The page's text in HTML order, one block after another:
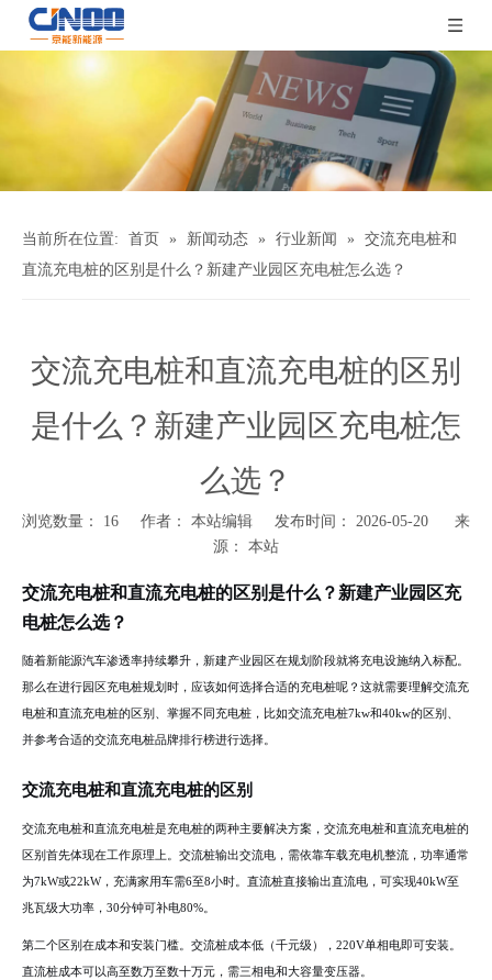
当前所在位置: 首页 » 新闻动态 » 行业新闻 »
交流充电桩和
直流充电桩的区别是什么？新建产业园区充电桩怎么选？
交流充电桩和直流充电桩的区别
是什么？新建产业园区充电桩怎
么选？
浏览数量： 16 作者： 本站编辑 发布时间： 2026-05-20 来
源： 本站
交流充电桩和直流充电桩的区别是什么？新建产业园区充
电桩怎么选？
随着新能源汽车渗透率持续攀升，新建产业园区在规划阶段就将充电设施纳入标配。
那么在进行园区充电桩规划时，应该如何选择合适的充电桩呢？这就需要理解交流充
电桩和直流充电桩的区别、掌握不同充电桩，比如交流充电桩7kw和40kw的区别、
并参考合适的交流充电桩品牌排行榜进行选择。
交流充电桩和直流充电桩的区别
交流充电桩和直流充电桩是充电桩的两种主要解决方案，交流充电桩和直流充电桩的
区别首先体现在工作原理上。交流桩输出交流电，需依靠车载充电机整流，功率通常
为7kW或22kW，充满家用车需6至8小时。直流桩直接输出直流电，可实现40kW至
兆瓦级大功率，30分钟可补电80%。
第二个区别在成本和安装门槛。交流桩成本低（千元级），220V单相电即可安装。
直流桩成本可以高至数万至数十万元，需三相电和大容量变压器。